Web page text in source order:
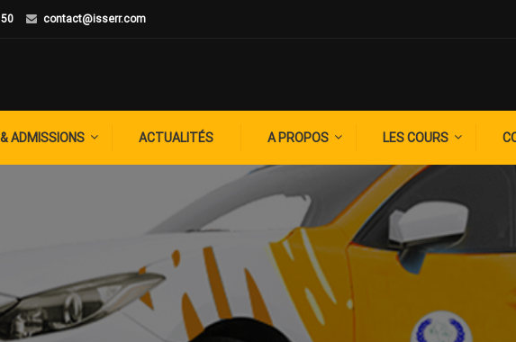
contact@isserr.com
ADMISSIONS ACTUALITÉS A PROPOS LES COURS